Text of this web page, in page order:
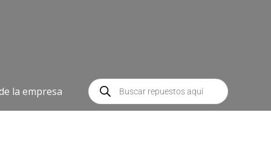
la empresa
Búsqueda
de
productos